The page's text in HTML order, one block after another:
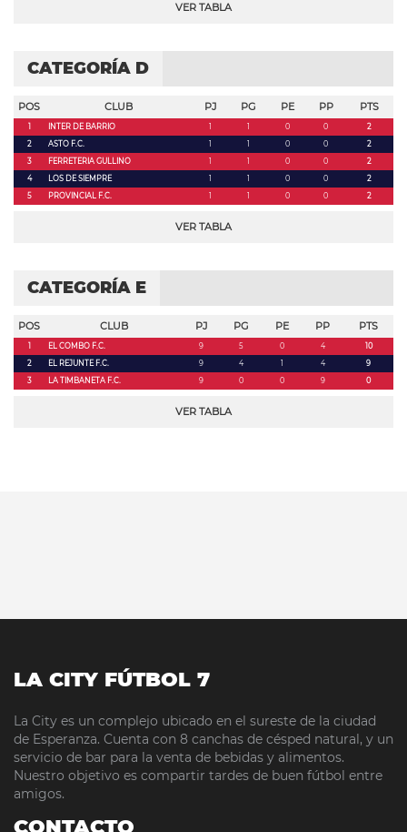
VER TABLA
CATEGORÍA D
POS CLUB PJ PG PE PP PTS
1 INTER DE BARRIO 1 1 0 0
2
2
ASTO F.C. 1 1 0 0
2
3
FERRETERIA GULLINO 1 1 0 0
2
4
LOS DE SIEMPRE 1 1 0 0
2
5
PROVINCIAL F.C. 1 1 0 0 2
VER TABLA
CATEGORÍA E
POS CLUB PJ PG PE PP PTS
1 EL COMBO F.C. 9 5 0 4
10
2
EL REJUNTE F.C. 9 4 1 4
9
3
LA TIMBANETA F.C. 9 0 0 9 0
VER TABLA
LA CITY FÚTBOL 7
La City es un complejo ubicado en el sureste de la ciudad
de Esperanza. Cuenta con 8 canchas de césped natural, y un
servicio de bar para la venta de bebidas y alimentos.
Nuestro objetivo es compartir tardes de buen fútbol entre
amigos.
CONTACTO